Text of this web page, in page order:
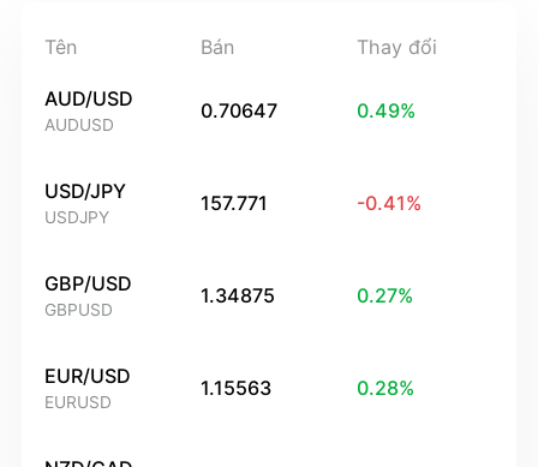
Tên Bán Thay đổi
AUD/USD
AUDUSD
0.70647 0.49%
USD/JPY
USDJPY
157.771 -0.41%
GBP/USD
GBPUSD
1.34875 0.27%
EUR/USD
EURUSD
1.15563 0.28%